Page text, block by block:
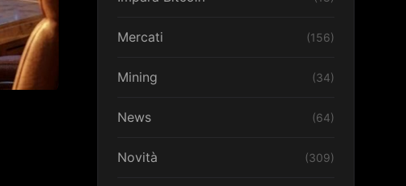
Mercati (156)
Mining (34)
News (64)
Novità (309)